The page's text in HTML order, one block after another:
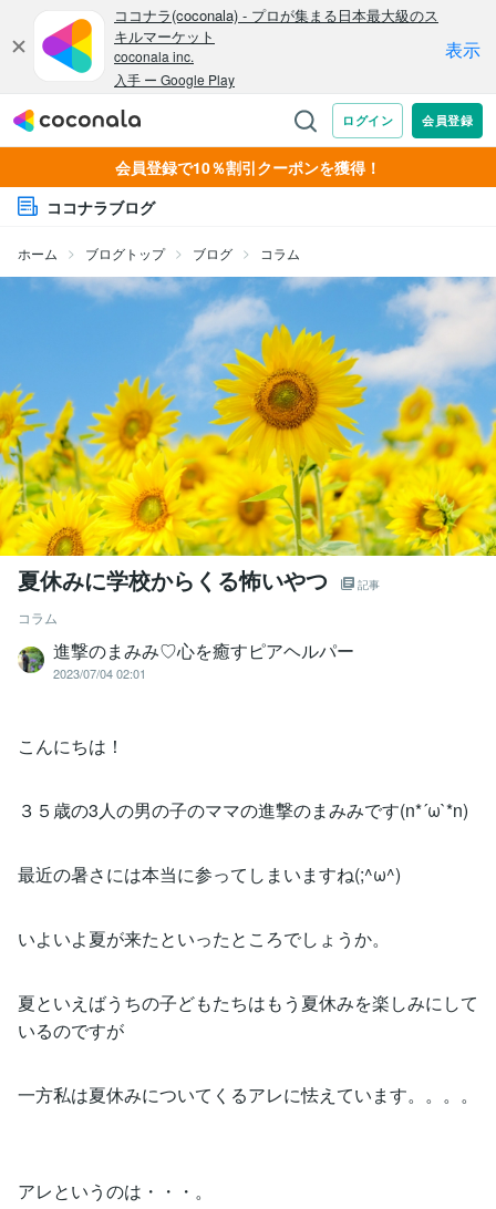
会員登録で10％割引クーポンを獲得！
ココナラブログ
ホーム ブログトップ ブログ コラム
夏休みに学校からくる怖いやつ 記事
コラム
進撃のまみみ♡心を癒すピアヘルパー
2023/07/04 02:01
こんにちは！
３５歳の3人の男の子のママの進撃のまみみです(n*´ω`*n)
最近の暑さには本当に参ってしまいますね(;^ω^)
いよいよ夏が来たといったところでしょうか。
夏といえばうちの子どもたちはもう夏休みを楽しみにして
いるのですが
一方私は夏休みについてくるアレに怯えています。。。。
アレというのは・・・。